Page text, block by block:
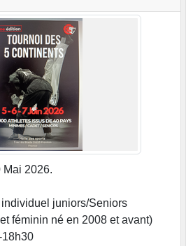
Mai 2026.
juniors/Seniors
féminin né en 2008 et avant)
18h30